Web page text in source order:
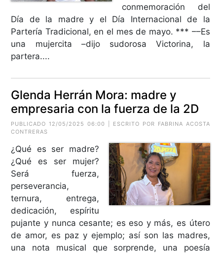
conmemoración del
Día de la madre y el Día Internacional de la
Partería Tradicional, en el mes de mayo. *** ––Es
una mujercita –dijo sudorosa Victorina, la
partera....
Glenda Herrán Mora: madre y
empresaria con la fuerza de la 2D
PUBLICADO 12/05/2025 06:00 | ESCRITO POR FABRINA ACOSTA
CONTRERAS
¿Qué es ser madre?
¿Qué es ser mujer?
Será fuerza,
perseverancia,
ternura, entrega,
dedicación, espíritu
pujante y nunca cesante; es eso y más, es útero
de amor, es paz y ejemplo; así son las madres,
una nota musical que sorprende, una poesía